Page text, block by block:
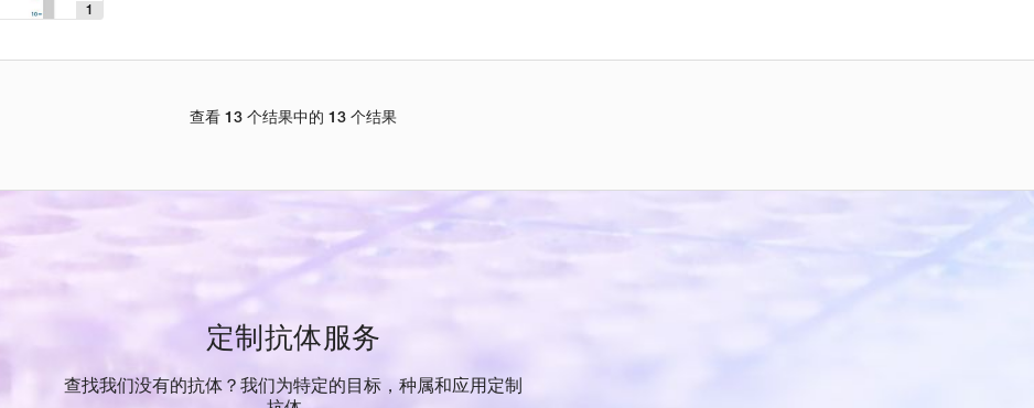
1
查看 13 个结果中的 13 个结果
定制抗体服务
查找我们没有的抗体？我们为特定的目标，种属和应用定制